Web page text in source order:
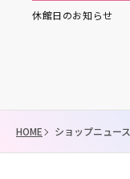
休館日のお知らせ
HOME ショップニュース